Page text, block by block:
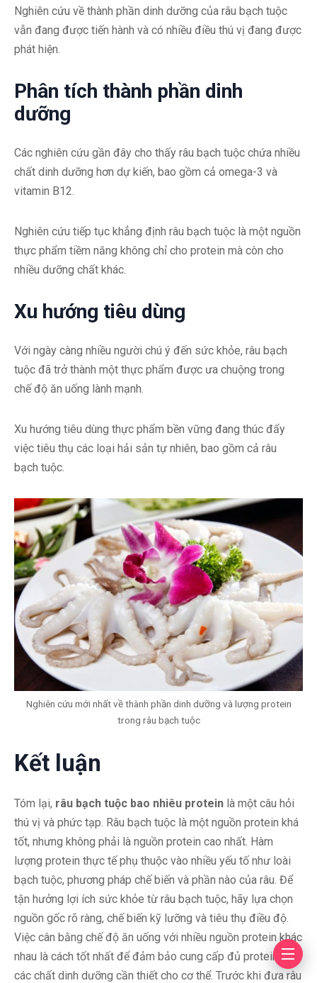
Nghiên cứu về thành phần dinh dưỡng của râu bạch tuộc
vẫn đang được tiến hành và có nhiều điều thú vị đang được
phát hiện.
Phân tích thành phần dinh
dưỡng
Các nghiên cứu gần đây cho thấy râu bạch tuộc chứa nhiều
chất dinh dưỡng hơn dự kiến, bao gồm cả omega-3 và
vitamin B12.
Nghiên cứu tiếp tục khẳng định râu bạch tuộc là một nguồn
thực phẩm tiềm năng không chỉ cho protein mà còn cho
nhiều dưỡng chất khác.
Xu hướng tiêu dùng
Với ngày càng nhiều người chú ý đến sức khỏe, râu bạch
tuộc đã trở thành một thực phẩm được ưa chuộng trong
chế độ ăn uống lành mạnh.
Xu hướng tiêu dùng thực phẩm bền vững đang thúc đẩy
việc tiêu thụ các loại hải sản tự nhiên, bao gồm cả râu
bạch tuộc.
Nghiên cứu mới nhất về thành phần dinh dưỡng và lượng protein
trong râu bạch tuộc
Kết luận
Tóm lại, râu bạch tuộc bao nhiêu protein là một câu hỏi
thú vị và phức tạp. Râu bạch tuộc là một nguồn protein khá
tốt, nhưng không phải là nguồn protein cao nhất. Hàm
lượng protein thực tế phụ thuộc vào nhiều yếu tố như loài
bạch tuộc, phương pháp chế biến và phần nào của râu. Để
tận hưởng lợi ích sức khỏe từ râu bạch tuộc, hãy lựa chọn
nguồn gốc rõ ràng, chế biến kỹ lưỡng và tiêu thụ điều độ.
Việc cân bằng chế độ ăn uống với nhiều nguồn protein khác
nhau là cách tốt nhất để đảm bảo cung cấp đủ protein và
các chất dinh dưỡng cần thiết cho cơ thể. Trước khi đưa râu